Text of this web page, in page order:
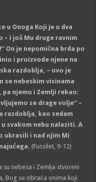
u Onoga Koji je u dva
i još Mu druge ravnim
On je nepomična brda po
i proizvode njene na
razdoblja, – ovo je
se nebeskim visinama
njemu i Zemlji rekao:
se drage volje“ –
razdoblja, kao sedam
svakom nebu nalaziti. A
ukrasili i nad njim Mi
(Fussilet, 9-12)
nebesa i Zemlja stvoreni
Bog se obraća onima koji